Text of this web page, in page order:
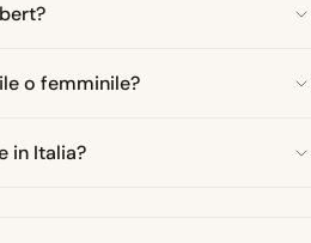
o femminile?
in Italia?